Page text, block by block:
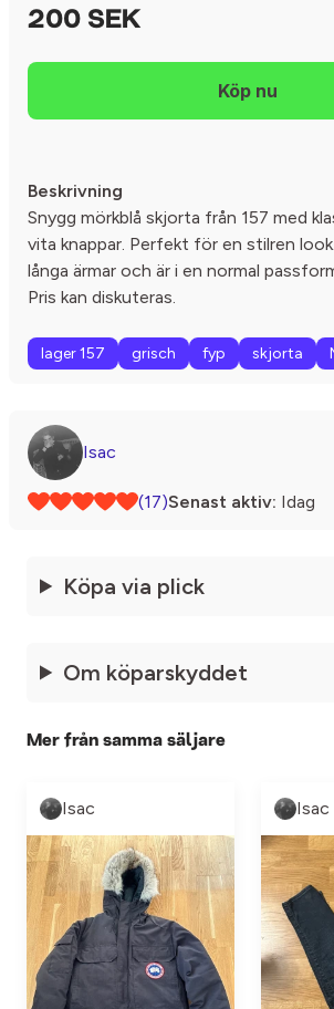
200 SEK
Beskrivning
Snygg mörkblå skjorta från 157 med
vita knappar. Perfekt för en stilren
långa ärmar och är i en normal
Pris kan diskuteras.
lager 157 grisch fyp skjorta
Isac
(17)Senast aktiv: Idag
Köpa via plick
Om köparskyddet
Mer från samma säljare
Isac Isac